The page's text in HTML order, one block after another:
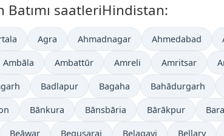
saatleriHindistan:
Agra Ahmadnagar Ahmedabad
Ambāla Ambattūr Amreli Amritsar
Badlapur Bagaha Bahādurgarh
Bānkura Bānsbāria Bārākpur
Beāwar Begusarai Belagavi Bellary